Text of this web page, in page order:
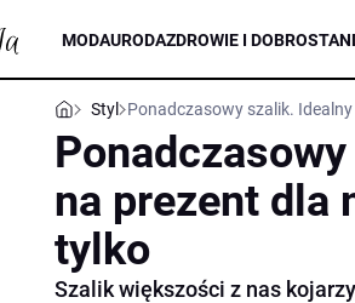
MODAURODAZDROWIE I DOBROSTAN
Styl Ponadczasowy szalik.
na prezent dla
tylko
Szalik większości z nas